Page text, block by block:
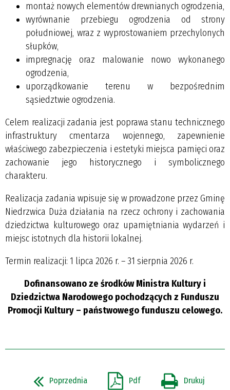
montaż nowych elementów drewnianych ogrodzenia,
wyrównanie przebiegu ogrodzenia od strony
południowej, wraz z wyprostowaniem przechylonych
słupków,
impregnację oraz malowanie nowo wykonanego
ogrodzenia,
uporządkowanie terenu w bezpośrednim
sąsiedztwie ogrodzenia.
Celem realizacji zadania jest poprawa stanu technicznego
infrastruktury cmentarza wojennego, zapewnienie
właściwego zabezpieczenia i estetyki miejsca pamięci oraz
zachowanie jego historycznego i symbolicznego
charakteru.
Realizacja zadania wpisuje się w prowadzone przez Gminę
Niedrzwica Duża działania na rzecz ochrony i zachowania
dziedzictwa kulturowego oraz upamiętniania wydarzeń i
miejsc istotnych dla historii lokalnej.
Termin realizacji: 1 lipca 2026 r. – 31 sierpnia 2026 r.
Dofinansowano ze środków Ministra Kultury i
Dziedzictwa Narodowego pochodzących z Funduszu
Promocji Kultury – państwowego funduszu celowego.
Poprzednia Pdf Drukuj